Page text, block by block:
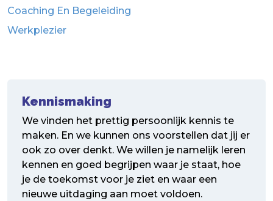
Coaching En Begeleiding
Werkplezier
Kennismaking
We vinden het prettig persoonlijk kennis te
maken. En we kunnen ons voorstellen dat jij er
ook zo over denkt. We willen je namelijk leren
kennen en goed begrijpen waar je staat, hoe
je de toekomst voor je ziet en waar een
nieuwe uitdaging aan moet voldoen.